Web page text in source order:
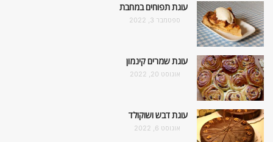
עוגת תפוחים במחבת
ספטמבר 3, 2022
עוגת שמרים קינמון
אוגוסט 20, 2022
עוגת דבש ושוקולד
אוגוסט 6, 2022